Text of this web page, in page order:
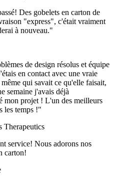
standard (simple et double
et de haute qualité. Ils sont
et vous pouvez choisir entre une finition
ont une quantité minimale de
et un délai de livraison de 4
BIO
de notre gamme. Ces gobelets
papier recyclé et sont recyclables
pour les entreprises qui souhaitent
en finition mate ou brillante,
Des gobelets en carton de
"express", c'était vraiment
à nouveau."
de design résolus et équipe
en contact avec une vraie
qui savait ce qu'elle faisait,
semaine j'avais déjà
mon projet ! L'un des meilleurs
les temps !"
Therapeutics
service! Nous adorons nos
carton!